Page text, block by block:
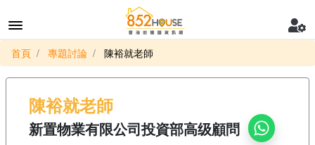
首頁 專題討論 陳裕就老師
陳裕就老師
新置物業有限公司投資部高级顧問